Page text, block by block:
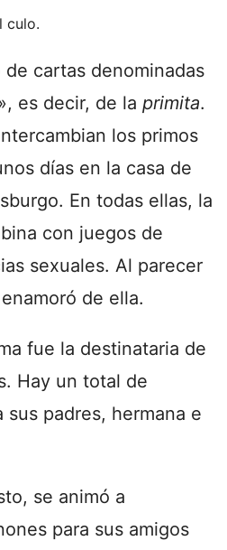
culo.
cartas denominadas
es decir, de la primita.
los primos
días en la casa de
En todas ellas,​ la
con juegos de
sexuales. Al parecer
de ella.
fue la destinataria de
Hay un total de
sus padres, hermana e
se animó a
para sus amigos